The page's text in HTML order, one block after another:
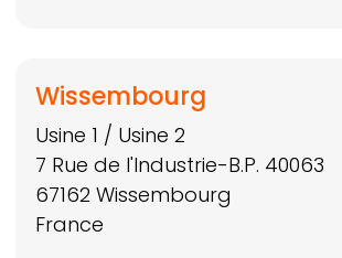
Wissembourg
Usine 1 / Usine 2
7 Rue de l'Industrie-B.P. 40063
67162 Wissembourg
France